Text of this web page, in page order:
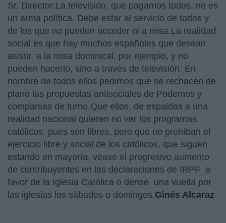
Sr. Director:La televisión, que pagamos todos, no es
un arma política. Debe estar al servicio de todos y
de los que no pueden acceder ni a misa.La realidad
social es que hay muchos españoles que desean
asistir a la misa dominical, por ejemplo, y no
pueden hacerlo, sino a través de televisión. En
nombre de todos ellos pedimos que se rechacen de
plano las propuestas antisociales de Podemos y
comparsas de turno.Que ellos, de espaldas a una
realidad nacional quieren no ver los programas
católicos, pues son libres, pero que no prohíban el
ejercicio libre y social de los católicos, que siguen
estando en mayoría, véase el progresivo aumento
de contribuyentes en las declaraciones de IRPF a
favor de la Iglesia Católica o dense una vuelta por
las iglesias los sábados o domingos.Ginés Alcaraz